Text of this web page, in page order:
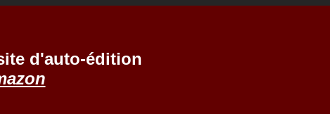
d'auto-édition